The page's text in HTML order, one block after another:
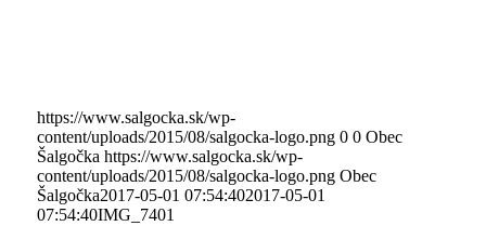
https://www.salgocka.sk/wp-
content/uploads/2015/08/salgocka-logo.png 0 0 Obec
Šalgočka https://www.salgocka.sk/wp-
content/uploads/2015/08/salgocka-logo.png Obec
Šalgočka2017-05-01 07:54:402017-05-01
07:54:40IMG_7401